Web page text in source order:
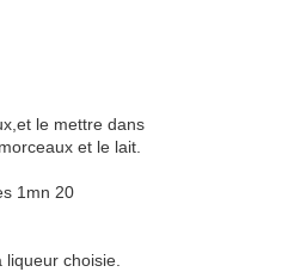
le mettre dans
et le lait.
1mn 20
choisie.